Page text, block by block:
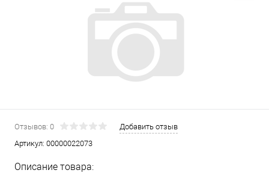
Отзывов: 0
Добавить отзыв
Артикул: 00000022073
Описание товара: